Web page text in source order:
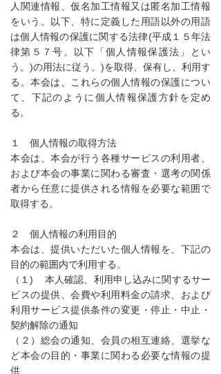
人関連情報、仮名加工情報又は匿名加工情報
をいう。以下、特に定義した用語以外の用語
は個人情報の保護に関する法律(平成１５年法
律第５７号。以下「個人情報保護法」とい
う。)の用法に従う。)を取得、保有し、利用す
る。本会は、これらの個人情報の保護につい
て、下記のように個人情報保護方針を定め
る。
１ 個人情報の取得方法
本会は、本会が行う各種サービスの利用者、
および本会の事業に関わる審査・選考の関係
者から任意に提供される情報を必要な範囲で
取得する。
２ 個人情報の利用目的
本会は、提供いただいた個人情報を、下記の
目的の範囲内で利用する。
（１) 本人確認、利用申し込みに関するサー
ビスの提供、会費や利用料金の請求、および
利用サービス提供条件の変更・停止・中止・
契約解除の通知
（２）総会の通知、会員の相互連絡、選挙な
ど本会の目的・事業に関わる必要な情報の提
供